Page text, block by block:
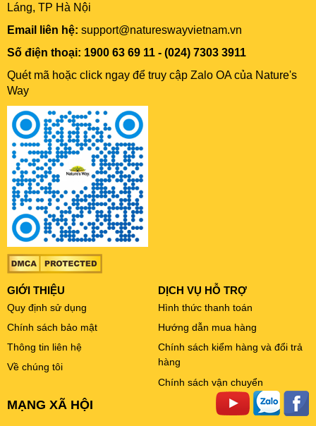
Láng, TP Hà Nội
Email liên hệ: support@natureswayvietnam.vn
Số điện thoại: 1900 63 69 11 - (024) 7303 3911
Quét mã hoặc click ngay để truy cập Zalo OA của Nature's
Way
GIỚI THIỆU
Quy định sử dụng
Chính sách bảo mật
Thông tin liên hệ
Về chúng tôi
DỊCH VỤ HỖ TRỢ
Hình thức thanh toán
Hướng dẫn mua hàng
Chính sách kiểm hàng và đổi trả
hàng
Chính sách vận chuyển
MẠNG XÃ HỘI